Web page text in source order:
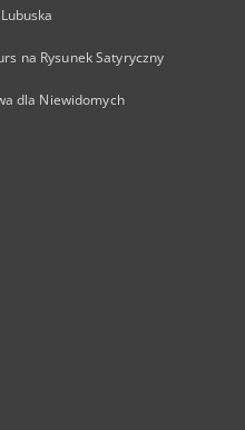
na Rysunek Satyryczny
dla Niewidomych